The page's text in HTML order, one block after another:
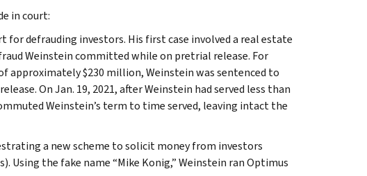
in court:
defrauding investors. His first case involved a real estate
Weinstein committed while on pretrial release. For
approximately $230 million, Weinstein was sentenced to
On Jan. 19, 2021, after Weinstein had served less than
Weinstein’s term to time served, leaving intact the
a new scheme to solicit money from investors
the fake name “Mike Konig,” Weinstein ran Optimus